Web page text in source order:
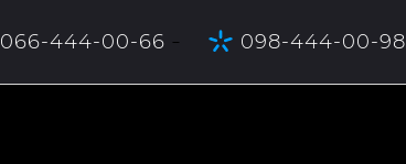
066-444-00-66 098-444-00-98